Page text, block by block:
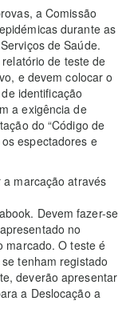
a Comissão
durante as
de Saúde.
de teste de
e devem colocar o
identificação
a exigência de
do “Código de
espectadores e
marcação através
Devem fazer-se
no
marcado. O teste é
tenham registado
deverão apresentar
a Deslocação a